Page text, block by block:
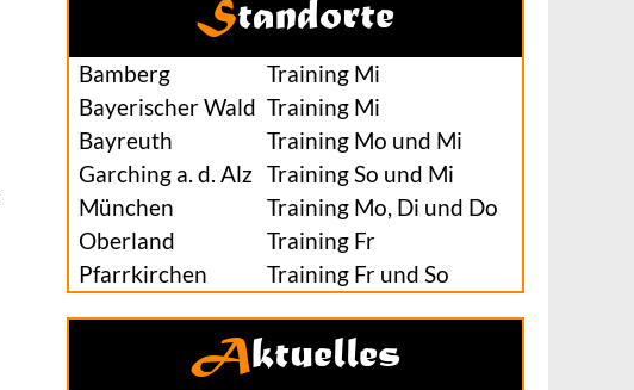
Standorte
Bamberg
Training Mi
Bayerischer Wald Training Mi
Bayreuth
Training Mo und Mi
Garching a. d. Alz Training So und Mi
München
Training Mo, Di und Do
Oberland
Training Fr
Pfarrkirchen
Training Fr und So
Aktuelles